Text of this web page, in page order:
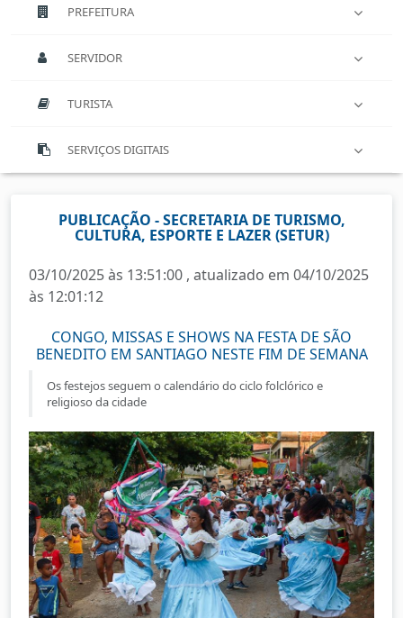
PREFEITURA
SERVIDOR
TURISTA
SERVIÇOS DIGITAIS
PUBLICAÇÃO - SECRETARIA DE TURISMO,
CULTURA, ESPORTE E LAZER (SETUR)
03/10/2025 às 13:51:00 , atualizado em 04/10/2025
às 12:01:12
CONGO, MISSAS E SHOWS NA FESTA DE SÃO
BENEDITO EM SANTIAGO NESTE FIM DE SEMANA
Os festejos seguem o calendário do ciclo folclórico e
religioso da cidade